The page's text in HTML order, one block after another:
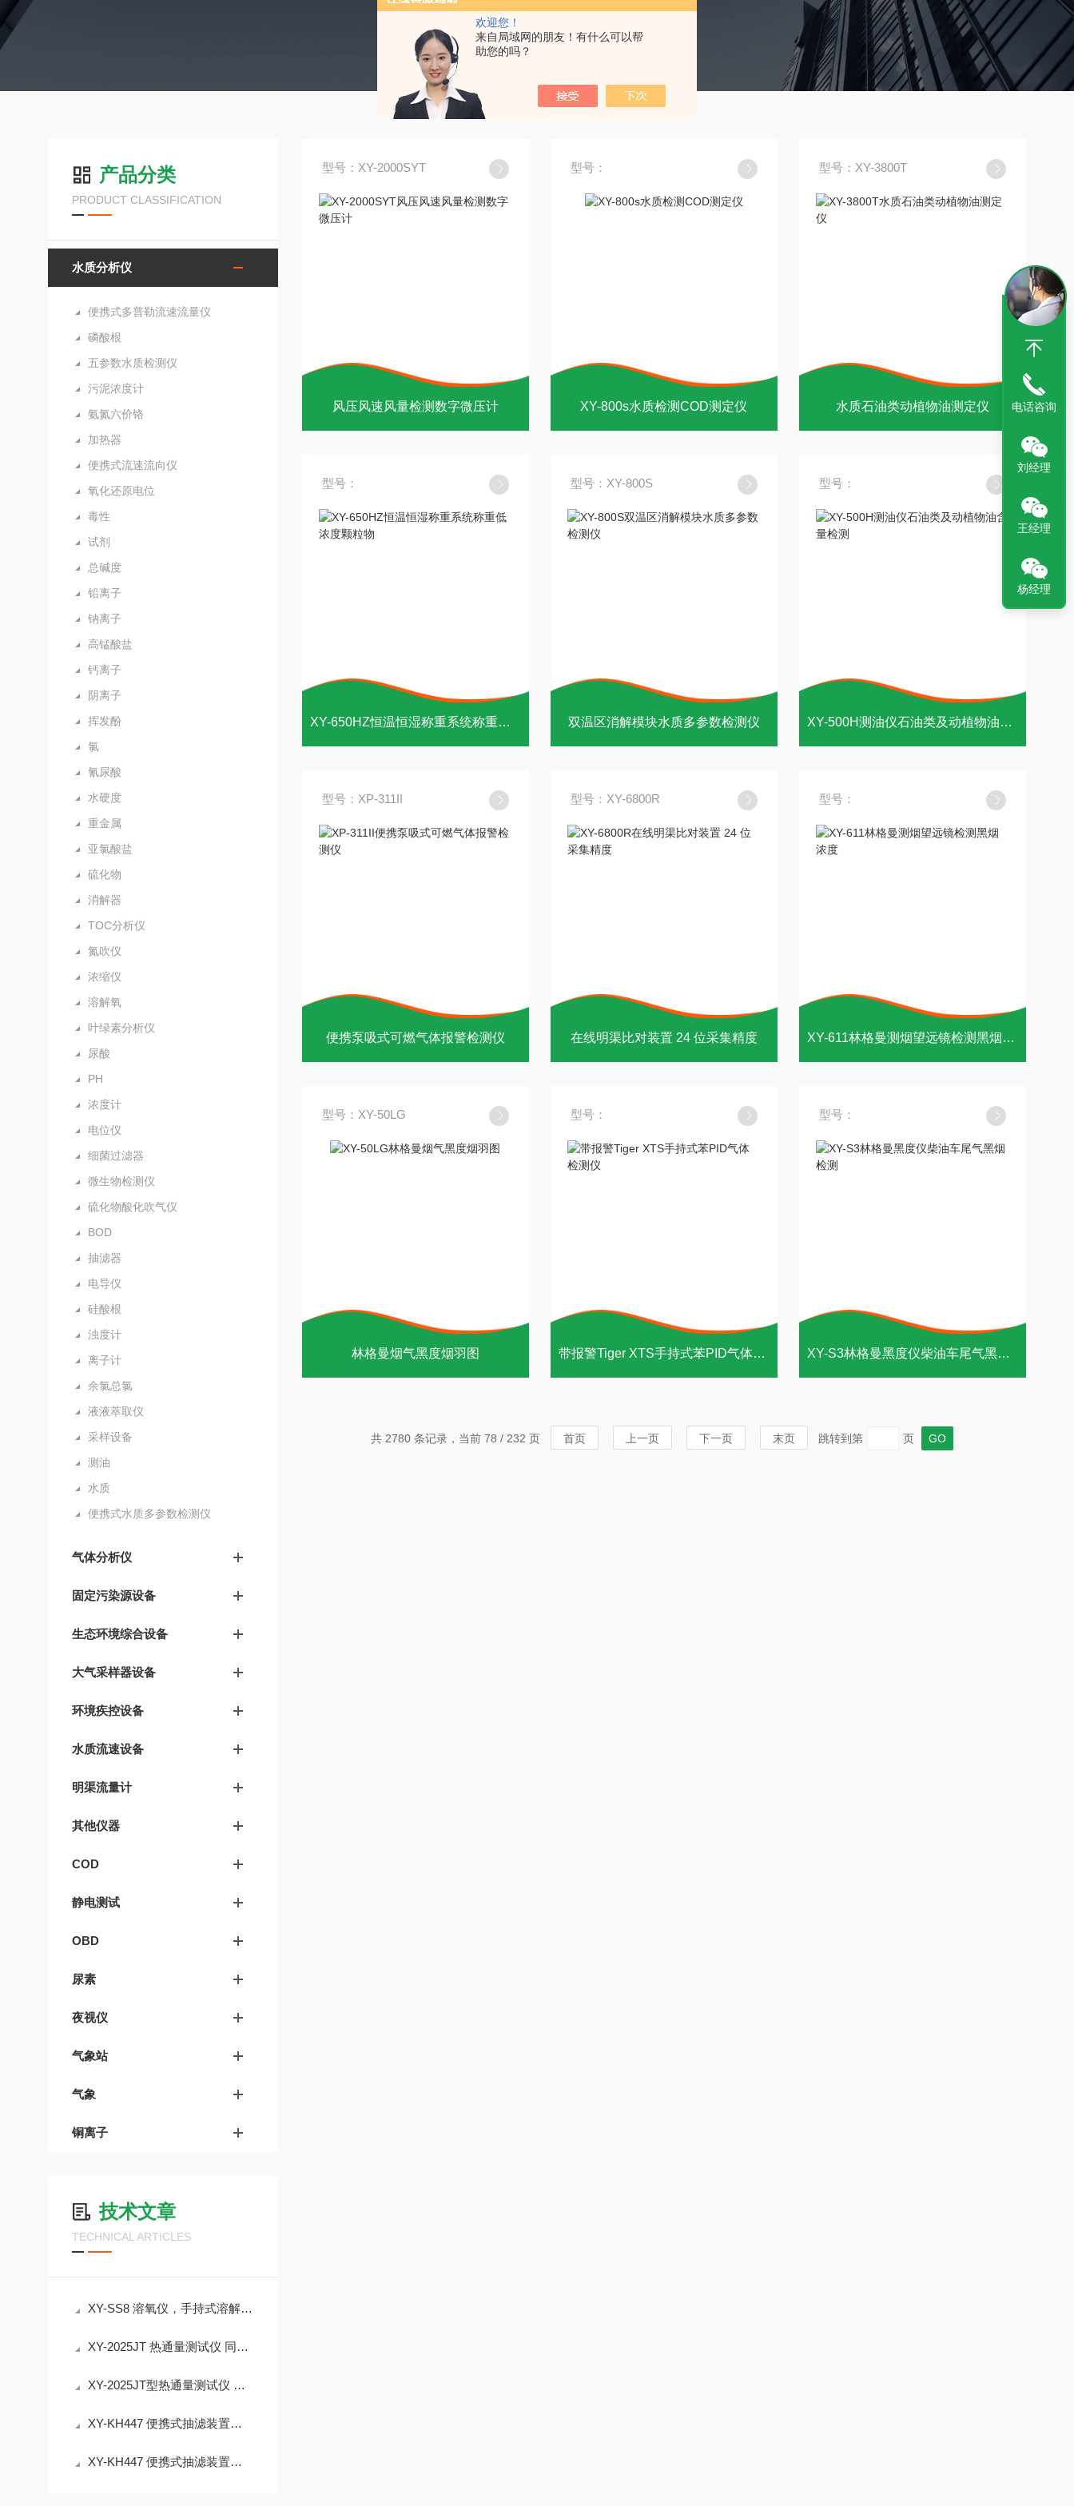
欢迎您！
来自局域网的朋友！有什么可以帮
助您的吗？
产品分类
PRODUCT CLASSIFICATION
水质分析仪
便携式多普勒流速流量仪
磷酸根
五参数水质检测仪
污泥浓度计
氨氮六价铬
加热器
便携式流速流向仪
氧化还原电位
毒性
试剂
总碱度
铅离子
钠离子
高锰酸盐
钙离子
阴离子
挥发酚
氯
氰尿酸
水硬度
重金属
亚氯酸盐
硫化物
消解器
TOC分析仪
氮吹仪
浓缩仪
溶解氧
叶绿素分析仪
尿酸
PH
浓度计
电位仪
细菌过滤器
微生物检测仪
硫化物酸化吹气仪
BOD
抽滤器
电导仪
硅酸根
浊度计
离子计
余氯总氯
液液萃取仪
采样设备
测油
水质
便携式水质多参数检测仪
气体分析仪
固定污染源设备
生态环境综合设备
大气采样器设备
环境疾控设备
水质流速设备
明渠流量计
其他仪器
COD
静电测试
OBD
尿素
夜视仪
气象站
气象
铜离子
技术文章
TECHNICAL ARTICLES
XY-SS8 溶氧仪，手持式溶解氧测定仪，3.5寸彩屏显示
XY-2025JT 热通量测试仪 同时显示辐射热/热流/太阳辐射
XY-2025JT型热通量测试仪 测试两路射热太阳辐射
XY-KH447 便携式抽滤装置｜＜55dB 低噪声 水质过滤实验室外场设备介绍
XY-KH447 便携式抽滤装置｜10 小时长续航 污水处理厂水样现场前处理方案
型号：XY-2000SYT
风压风速风量检测数字微压计
型号：
XY-800s水质检测COD测定仪
型号：XY-3800T
水质石油类动植物油测定仪
型号：
XY-650HZ恒温恒湿称重系统称重低浓度颗粒物
型号：XY-800S
双温区消解模块水质多参数检测仪
型号：
XY-500H测油仪石油类及动植物油含量检测
型号：XP-311II
便携泵吸式可燃气体报警检测仪
型号：XY-6800R
在线明渠比对装置 24 位采集精度
型号：
XY-611林格曼测烟望远镜检测黑烟浓度
型号：XY-50LG
林格曼烟气黑度烟羽图
型号：
带报警Tiger XTS手持式苯PID气体检测仪
型号：
XY-S3林格曼黑度仪柴油车尾气黑烟检测
共 2780 条记录，当前 78 / 232 页 首页 上一页 下一页 末页 跳转到第 页
电话咨询
刘经理
王经理
杨经理